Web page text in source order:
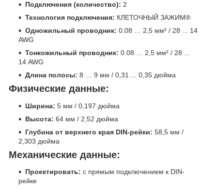
Подключения (количество): 2
Технология подключения: КЛЕТОЧНЫЙ ЗАЖИМ®
Одножильный проводник: 0.08 … 2,5 мм² / 28 ... 14
AWG
Тонкожильный проводник: 0.08 … 2,5 мм² / 28 ...
14 AWG
Длина полосы: 8 … 9 мм / 0,31 ... 0,35 дюйма
Физические данные:
Ширина: 5 мм / 0,197 дюйма
Высота: 64 мм / 2,52 дюйма
Глубина от верхнего края DIN-рейки: 58,5 мм /
2,303 дюйма
Механические данные:
Проектировать: с прямым подключением к DIN-
рейке